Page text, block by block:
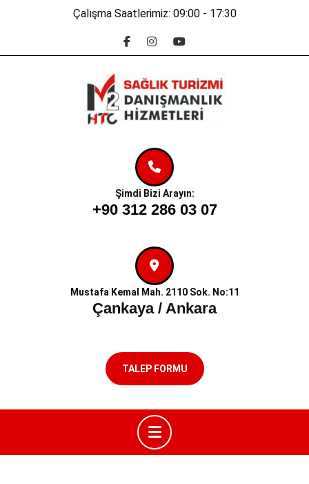
Çalışma Saatlerimiz: 09:00 - 17:30
Şimdi Bizi Arayın:
+90 312 286 03 07
Mustafa Kemal Mah. 2110 Sok. No:11
Çankaya / Ankara
TALEP FORMU
Button